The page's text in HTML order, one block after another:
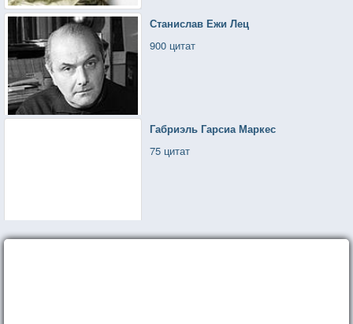
Станислав Ежи Лец
900 цитат
Габриэль Гарсиа Маркес
75 цитат